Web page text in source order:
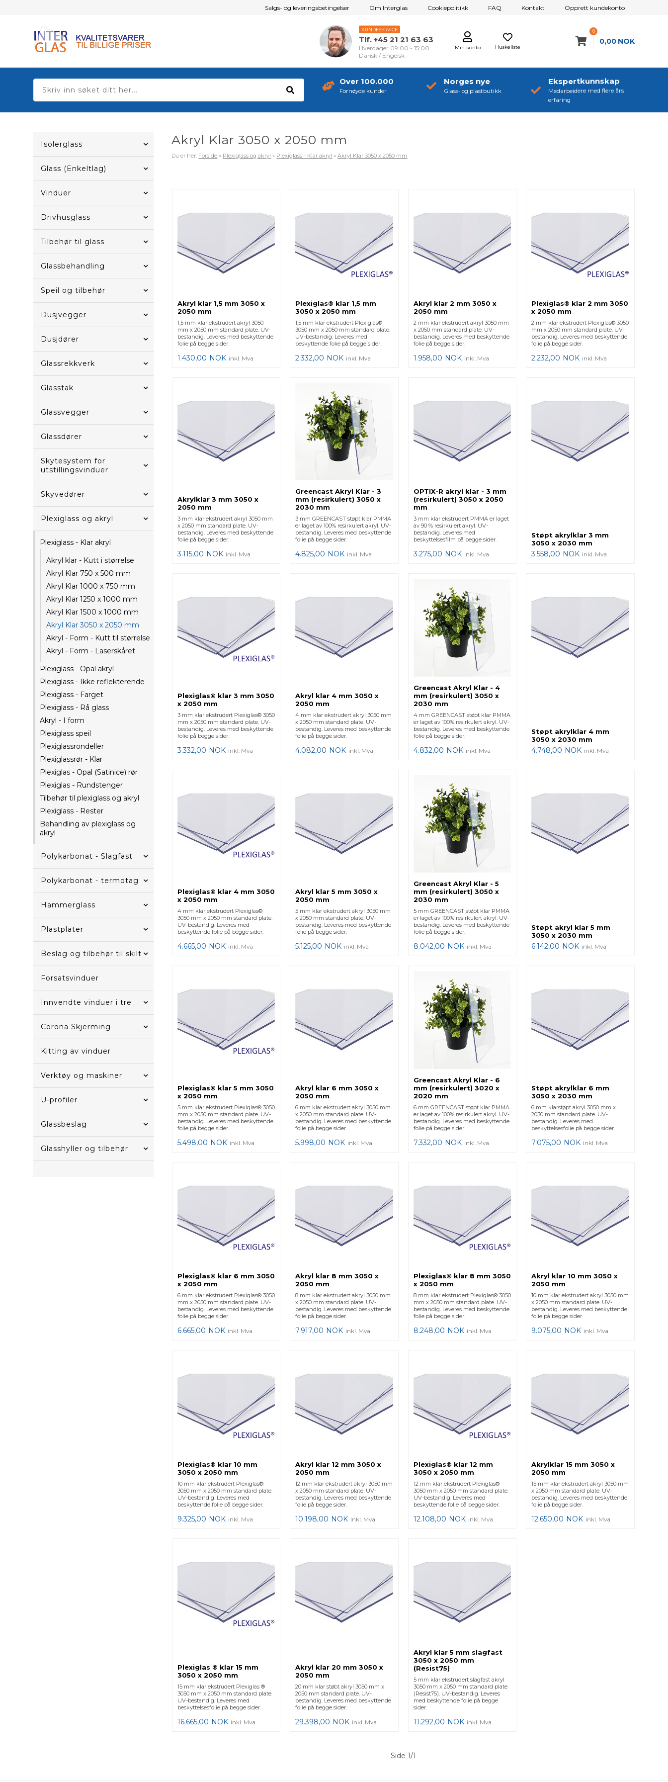
Salgs- og leveringsbetingelser Om Interglas Cookiepolitikk FAQ Kontakt Opprett kundekonto
Huskeliste
Min konto
KUNDESERVICE
Tlf. +45 21 21 63 63
Hverdager 09:00 - 15:00
Dansk / Engelsk
0
0,00 NOK
Over 100.000
Fornøyde kunder
Norges nye
Glass- og plastbutikk
Ekspertkunnskap
Medarbeidere med flere års
erfaring
Isolerglass
Glass (Enkeltlag)
Vinduer
Drivhusglass
Tilbehør til glass
Glassbehandling
Speil og tilbehør
Dusjvegger
Dusjdører
Glassrekkverk
Glasstak
Glassvegger
Glassdører
Skytesystem for
utstillingsvinduer
Skyvedører
Plexiglass og akryl
Plexiglass - Klar akryl
Akryl klar - Kutt i størrelse
Akryl Klar 750 x 500 mm
Akryl Klar 1000 x 750 mm
Akryl Klar 1250 x 1000 mm
Akryl Klar 1500 x 1000 mm
Akryl Klar 3050 x 2050 mm
Akryl - Form - Kutt til størrelse
Akryl - Form - Laserskåret
Plexiglass - Opal akryl
Plexiglass - Ikke reflekterende
Plexiglass - Farget
Plexiglass - Rå glass
Akryl - I form
Plexiglass speil
Plexiglassrondeller
Plexiglassrør - Klar
Plexiglas - Opal (Satinice) rør
Plexiglas - Rundstenger
Tilbehør til plexiglass og akryl
Plexiglass - Rester
Behandling av plexiglass og
akryl
Polykarbonat - Slagfast
Polykarbonat - termotag
Hammerglass
Plastplater
Beslag og tilbehør til skilt
Forsatsvinduer
Innvendte vinduer i tre
Corona Skjerming
Kitting av vinduer
Verktøy og maskiner
U-profiler
Glassbeslag
Glasshyller og tilbehør
Akryl Klar 3050 x 2050 mm
Du er her: Forside » Plexiglass og akryl » Plexiglass - Klar akryl »Akryl Klar 3050 x 2050 mm
Akryl klar 1,5 mm 3050 x
2050 mm
1,5 mm klar ekstrudert akryl 3050
mm x 2050 mm standard plate. UV-
bestandig. Leveres med beskyttende
folie på begge sider.
1.430,00 NOK inkl. Mva
Plexiglas® klar 1,5 mm
3050 x 2050 mm
1,5 mm klar ekstrudert Plexiglas®
3050 mm x 2050 mm standard plate.
UV-bestandig. Leveres med
beskyttende folie på begge sider.
2.332,00 NOK inkl. Mva
Akryl klar 2 mm 3050 x
2050 mm
2 mm klar ekstrudert akryl 3050 mm
x 2050 mm standard plate. UV-
bestandig. Leveres med beskyttende
folie på begge sider.
1.958,00 NOK inkl. Mva
Plexiglas® klar 2 mm 3050
x 2050 mm
2 mm klar ekstrudert Plexiglas® 3050
mm x 2050 mm standard plate. UV-
bestandig. Leveres med beskyttende
folie på begge sider.
2.232,00 NOK inkl. Mva
Akrylklar 3 mm 3050 x
2050 mm
3 mm klar ekstrudert akryl 3050 mm
x 2050 mm standard plate. UV-
bestandig. Leveres med beskyttende
folie på begge sider.
3.115,00 NOK inkl. Mva
Greencast Akryl Klar - 3
mm (resirkulert) 3050 x
2030 mm
3 mm GREENCAST støpt klar PMMA
er laget av 100% resirkulert akryl. UV-
bestandig. Leveres med beskyttende
folie på begge sider.
4.825,00 NOK inkl. Mva
OPTIX-R akryl klar - 3 mm
(resirkulert) 3050 x 2050
mm
3 mm klar ekstrudert PMMA er laget
av 90 % resirkulert akryl. UV-
bestandig. Leveres med
beskyttelsesfilm på begge sider.
3.275,00 NOK inkl. Mva
Støpt akrylklar 3 mm
3050 x 2030 mm
3.558,00 NOK inkl. Mva
Plexiglas® klar 3 mm 3050
x 2050 mm
3 mm klar ekstrudert Plexiglas® 3050
mm x 2050 mm standard plate. UV-
bestandig. Leveres med beskyttende
folie på begge sider.
3.332,00 NOK inkl. Mva
Akryl klar 4 mm 3050 x
2050 mm
4 mm klar ekstrudert akryl 3050 mm
x 2050 mm standard plate. UV-
bestandig. Leveres med beskyttende
folie på begge sider.
4.082,00 NOK inkl. Mva
Greencast Akryl Klar - 4
mm (resirkulert) 3050 x
2030 mm
4 mm GREENCAST støpt klar PMMA
er laget av 100% resirkulert akryl. UV-
bestandig. Leveres med beskyttende
folie på begge sider.
4.832,00 NOK inkl. Mva
Støpt akrylklar 4 mm
3050 x 2030 mm
4.748,00 NOK inkl. Mva
Plexiglas® klar 4 mm 3050
x 2050 mm
4 mm klar ekstrudert Plexiglas®
3050 mm x 2050 mm standard plate.
UV-bestandig. Leveres med
beskyttende folie på begge sider.
4.665,00 NOK inkl. Mva
Akryl klar 5 mm 3050 x
2050 mm
5 mm klar ekstrudert akryl 3050 mm
x 2050 mm standard plate. UV-
bestandig. Leveres med beskyttende
folie på begge sider.
5.125,00 NOK inkl. Mva
Greencast Akryl Klar - 5
mm (resirkulert) 3050 x
2030 mm
5 mm GREENCAST støpt klar PMMA
er laget av 100% resirkulert akryl. UV-
bestandig. Leveres med beskyttende
folie på begge sider.
8.042,00 NOK inkl. Mva
Støpt akryl klar 5 mm
3050 x 2030 mm
6.142,00 NOK inkl. Mva
Plexiglas® klar 5 mm 3050
x 2050 mm
5 mm klar ekstrudert Plexiglas® 3050
mm x 2050 mm standard plate. UV-
bestandig. Leveres med beskyttende
folie på begge sider.
5.498,00 NOK inkl. Mva
Akryl klar 6 mm 3050 x
2050 mm
6 mm klar ekstrudert akryl 3050 mm
x 2050 mm standard plate. UV-
bestandig. Leveres med beskyttende
folie på begge sider.
5.998,00 NOK inkl. Mva
Greencast Akryl Klar - 6
mm (resirkulert) 3020 x
2020 mm
6 mm GREENCAST støpt klar PMMA
er laget av 100% resirkulert akryl. UV-
bestandig. Leveres med beskyttende
folie på begge sider.
7.332,00 NOK inkl. Mva
Støpt akrylklar 6 mm
3050 x 2030 mm
6 mm klarstøpt akryl 3050 mm x
2030 mm standard plate. UV-
bestandig. Leveres med
beskyttelsesfolie på begge sider.
7.075,00 NOK inkl. Mva
Plexiglas® klar 6 mm 3050
x 2050 mm
6 mm klar ekstrudert Plexiglas® 3050
mm x 2050 mm standard plate. UV-
bestandig. Leveres med beskyttende
folie på begge sider.
6.665,00 NOK inkl. Mva
Akryl klar 8 mm 3050 x
2050 mm
8 mm klar ekstrudert akryl 3050 mm
x 2050 mm standard plate. UV-
bestandig. Leveres med beskyttende
folie på begge sider.
7.917,00 NOK inkl. Mva
Plexiglas® klar 8 mm 3050
x 2050 mm
8 mm klar ekstrudert Plexiglas® 3050
mm x 2050 mm standard plate. UV-
bestandig. Leveres med beskyttende
folie på begge sider.
8.248,00 NOK inkl. Mva
Akryl klar 10 mm 3050 x
2050 mm
10 mm klar ekstrudert akryl 3050 mm
x 2050 mm standard plate. UV-
bestandig. Leveres med beskyttende
folie på begge sider.
9.075,00 NOK inkl. Mva
Plexiglas® klar 10 mm
3050 x 2050 mm
10 mm klar ekstrudert Plexiglas®
3050 mm x 2050 mm standard plate.
UV-bestandig. Leveres med
beskyttende folie på begge sider.
9.325,00 NOK inkl. Mva
Akryl klar 12 mm 3050 x
2050 mm
12 mm klar ekstrudert akryl 3050 mm
x 2050 mm standard plate. UV-
bestandig. Leveres med beskyttende
folie på begge sider.
10.198,00 NOK inkl. Mva
Plexiglas® klar 12 mm
3050 x 2050 mm
12 mm klar ekstrudert Plexiglas®
3050 mm x 2050 mm standard plate.
UV-bestandig. Leveres med
beskyttende folie på begge sider.
12.108,00 NOK inkl. Mva
Akrylklar 15 mm 3050 x
2050 mm
15 mm klar ekstrudert akryl 3050 mm
x 2050 mm standard plate. UV-
bestandig. Leveres med beskyttende
folie på begge sider.
12.650,00 NOK inkl. Mva
Plexiglas ® klar 15 mm
3050 x 2050 mm
15 mm klar ekstrudert Plexiglas ®
3050 mm x 2050 mm standard plate.
UV-bestandig. Leveres med
beskyttelsesfolie på begge sider.
16.665,00 NOK inkl. Mva
Akryl klar 20 mm 3050 x
2050 mm
20 mm klar støbt akryl 3050 mm x
2050 mm standard plate. UV-
bestandig. Leveres med beskyttende
folie på begge sider.
29.398,00 NOK inkl. Mva
Akryl klar 5 mm slagfast
3050 x 2050 mm
(Resist75)
5 mm klar ekstrudert slagfast akryl
3050 mm x 2050 mm standard plate
(Resist75). UV-bestandig. Leveres
med beskyttende folie på begge
sider.
11.292,00 NOK inkl. Mva
Side 1/1